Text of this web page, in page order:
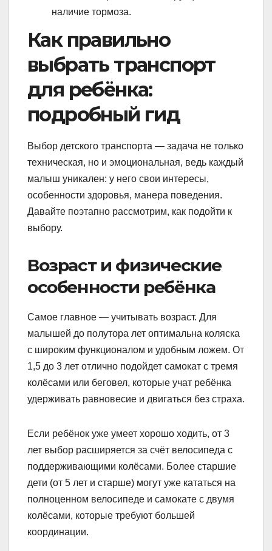
наличие тормоза.
Как правильно
выбрать транспорт
для ребёнка:
подробный гид
Выбор детского транспорта — задача не только
техническая, но и эмоциональная, ведь каждый
малыш уникален: у него свои интересы,
особенности здоровья, манера поведения.
Давайте поэтапно рассмотрим, как подойти к
выбору.
Возраст и физические
особенности ребёнка
Самое главное — учитывать возраст. Для
малышей до полутора лет оптимальна коляска
с широким функционалом и удобным ложем. От
1,5 до 3 лет отлично подойдет самокат с тремя
колёсами или беговел, которые учат ребёнка
удерживать равновесие и двигаться без страха.
Если ребёнок уже умеет хорошо ходить, от 3
лет выбор расширяется за счёт велосипеда с
поддерживающими колёсами. Более старшие
дети (от 5 лет и старше) могут уже кататься на
полноценном велосипеде и самокате с двумя
колёсами, которые требуют большей
координации.